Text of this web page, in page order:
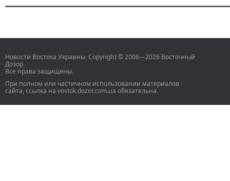
Новости Востока Украины. Copyright © 2006—2026 Восточный
Дозор
Все права защищены.
При полном или частичном использовании материалов
сайта, ссылка на vostok.dozor.com.ua обязательна.